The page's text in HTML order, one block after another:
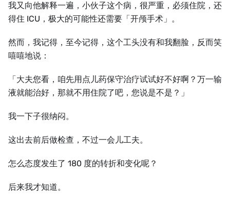
我又向他解释一遍，小伙子这个病，很严重，必须住院，还
得住 ICU，极大的可能性还需要「开颅手术」。
然而，我记得，至今记得，这个工头没有和我翻脸，反而笑
嘻嘻地说：
「大夫您看，咱先用点儿药保守治疗试试好不好啊？万一输
液就能治好，那就不用住院了吧，您说是不是？」
我一下子很纳闷。
这出去前后做检查，不过一会儿工夫。
怎么态度发生了 180 度的转折和变化呢？
后来我才知道。